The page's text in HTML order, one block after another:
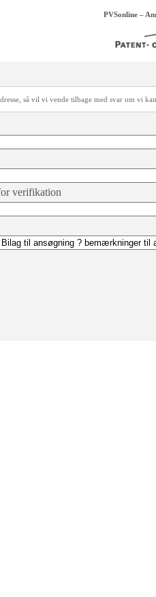
PVSonline –
så vil vi vende tilbage med svar om vi
verifikation